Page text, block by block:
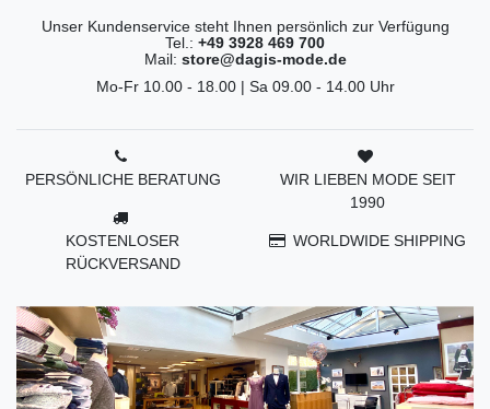
Unser Kundenservice steht Ihnen persönlich zur Verfügung
Tel.: +49 3928 469 700
Mail: store@dagis-mode.de
Mo-Fr 10.00 - 18.00 | Sa 09.00 - 14.00 Uhr
PERSÖNLICHE BERATUNG
KOSTENLOSER
RÜCKVERSAND
WIR LIEBEN MODE SEIT
1990
WORLDWIDE SHIPPING